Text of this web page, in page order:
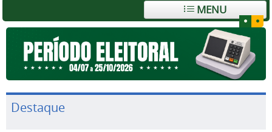
MENU
Destaque